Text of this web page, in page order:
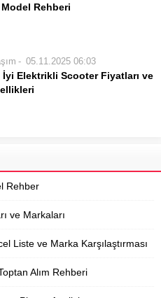
en uygun tercihi
Rehberi
ve çevre dostu bir alternatif
Trafik sıkışıklığından
toplu taşımaya alternatif
05.11.2025 06:03
İyi Elektrikli Scooter Fiyatları ve
getirmek ve...
Rehber
ve Markaları
Liste ve Marka Karşılaştırması
Alım Rehberi